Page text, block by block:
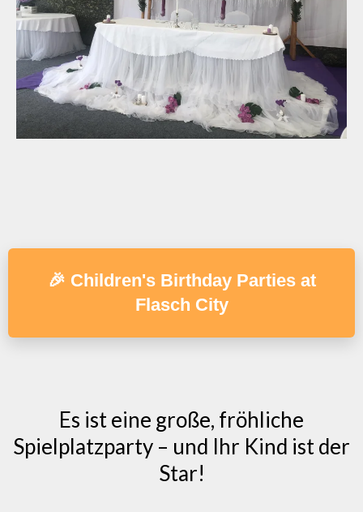
🎉 Children's Birthday Parties at
Flasch City
Es ist eine große, fröhliche
Spielplatzparty – und Ihr Kind ist der
Star!